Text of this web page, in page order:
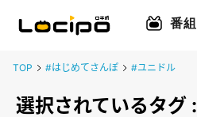
番組
TOP #はじめてさんぽ #ユニドル
選択されているタグ :